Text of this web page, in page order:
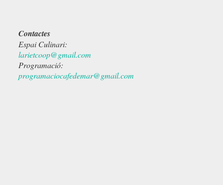
Contactes
Espai Culinari:
larietcoop@gmail.com
Programació:
programaciocafedemar@gmail.com